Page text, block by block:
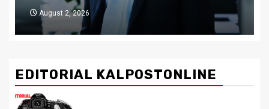
July 29, 2026
EDITORIAL KALPOSTONLINE